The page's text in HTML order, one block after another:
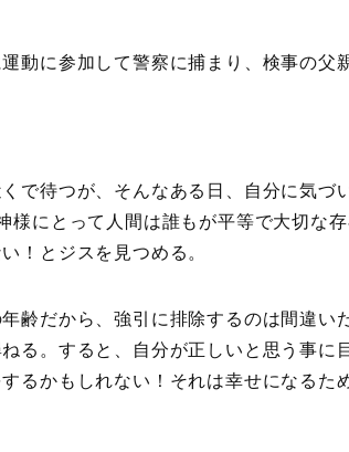
動に参加して警察に捕まり、検事の父
で待つが、そんなある日、自分に気づ
様にとって人間は誰もが平等で大切な
！とジスを見つめる。
齢だから、強引に排除するのは間違い
る。すると、自分が正しいと思う事に
るかもしれない！それは幸せになるた